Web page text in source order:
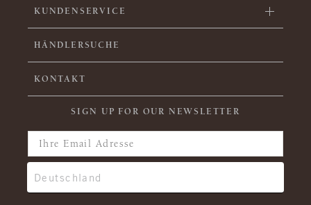
KUNDENSERVICE
HÄNDLERSUCHE
KONTAKT
SIGN UP FOR OUR NEWSLETTER